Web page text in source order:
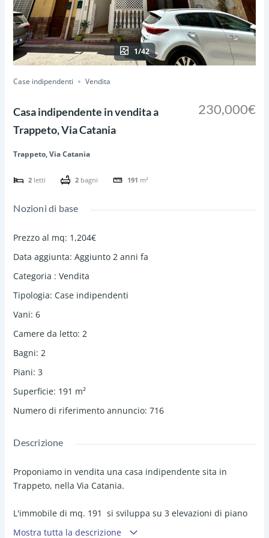
1/42
Case indipendenti Vendita
Casa indipendente in vendita a
Trappeto, Via Catania
Trappeto, Via Catania
2 letti 2 bagni 191 m²
230,000€
Nozioni di base
Prezzo al mq: 1,204€
Data aggiunta: Aggiunto 2 anni fa
Categoria : Vendita
Tipologia: Case indipendenti
Vani: 6
Camere da letto: 2
Bagni: 2
Piani: 3
Superficie: 191 m²
Numero di riferimento annuncio: 716
Descrizione
Proponiamo in vendita una casa indipendente sita in
Trappeto, nella Via Catania.
L'immobile di mq. 191 si sviluppa su 3 elevazioni di piano
terra, 1° e 2° di mq. 63 a piano, con accesso da cancelletto
Mostra tutta la descrizione